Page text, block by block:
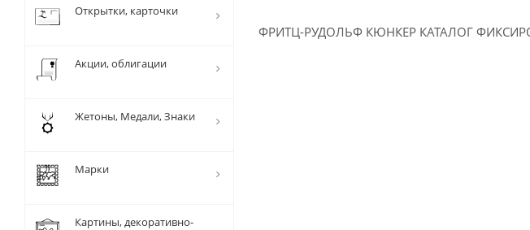
ФРИТЦ-РУДОЛЬФ КЮНКЕР КАТАЛОГ
Открытки, карточки
Акции, облигации
Жетоны, Медали, Знаки
Марки
Картины, декоративно-